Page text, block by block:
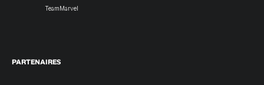
TeamMarvel
PARTENAIRES